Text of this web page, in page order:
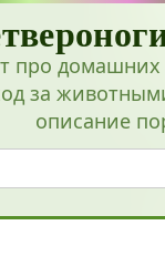
про
за
описание